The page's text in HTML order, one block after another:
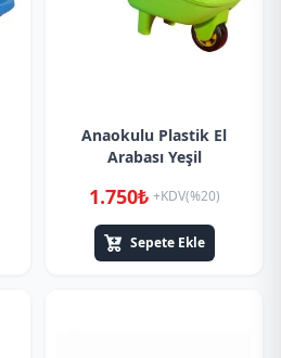
Anaokulu Plastik El
Arabası Yeşil
1.750₺ +KDV(%20)
Sepete Ekle